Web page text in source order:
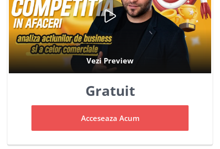
Gratuit
Acceseaza Acum